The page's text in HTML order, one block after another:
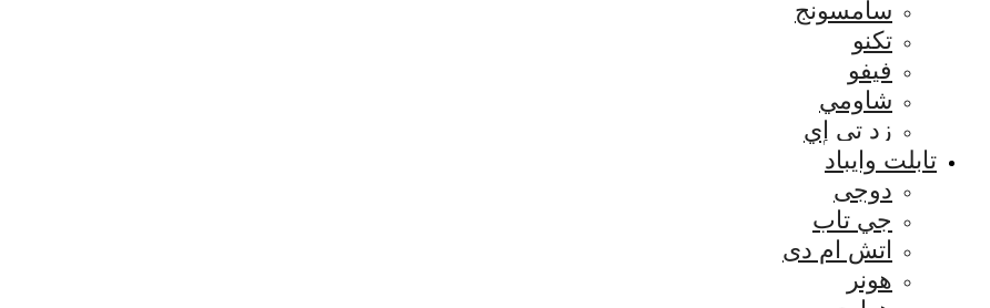
سامسونج
تكنو
فيفو
شاومي
زد تي إي
تابلت وايباد
دوجى
جي تاب
اتش ام دى
هونر